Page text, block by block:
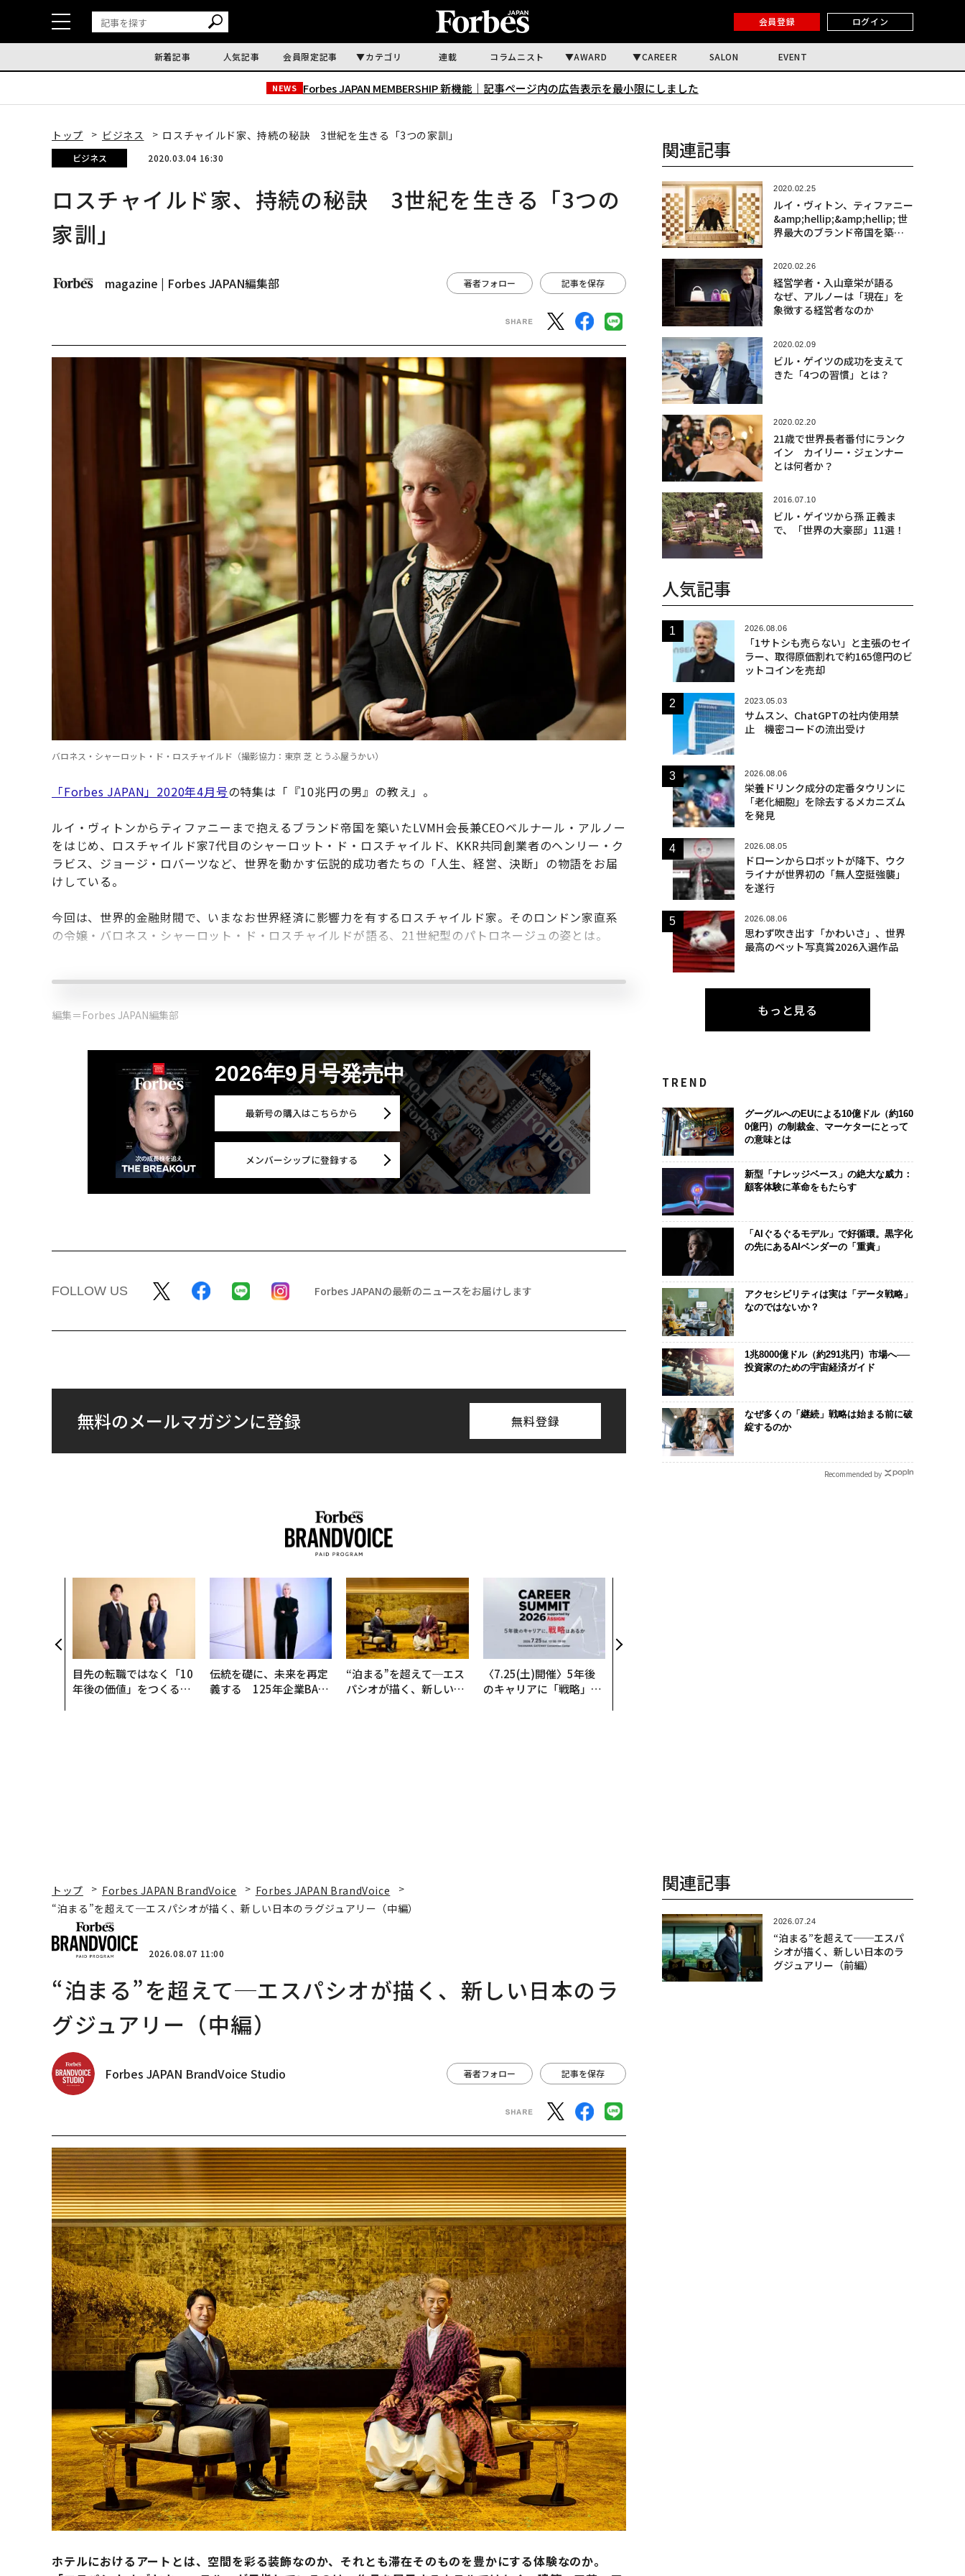
会員登録 ログイン
新着記事 人気記事 会員限定記事 カテゴリ 連載 コラムニスト AWARD CAREER SALON EVENT
NEWS Forbes JAPAN MEMBERSHIP 新機能｜ 記事ページ内の広告表示を最小限にしました
トップ ビジネス ロスチャイルド家、持続の秘訣 3世紀を生きる「3つの家訓」
ビジネス 2020.03.04 16:30
ロスチャイルド家、持続の秘訣 3世紀を生きる「3つの
家訓」
magazine | Forbes JAPAN編集部 著者フォロー 記事を保存
バロネス・シャーロット・ド・ロスチャイルド（撮影協力：東京 芝 とうふ屋うかい）
「Forbes JAPAN」2020年4月号の特集は「『10兆円の男』の教え」。
ルイ・ヴィトンからティファニーまで抱えるブランド帝国を築いたLVMH会長兼CEOベルナール・アルノー
をはじめ、ロスチャイルド家7代目のシャーロット・ド・ロスチャイルド、KKR共同創業者のヘンリー・ク
ラビス、ジョージ・ロバーツなど、世界を動かす伝説的成功者たちの「人生、経営、決断」の物語をお届
けしている。
今回は、世界的金融財閥で、いまなお世界経済に影響力を有するロスチャイルド家。そのロンドン家直系
の令嬢・バロネス・シャーロット・ド・ロスチャイルドが語る、21世紀型のパトロネージュの姿とは。
編集＝Forbes JAPAN編集部
2026年9月号発売中
最新号の購入はこちらから
メンバーシップに登録する
FOLLOW US Forbes JAPANの最新のニュースをお届けします
無料のメールマガジンに登録 無料登録
目先の転職ではなく「10
年後の価値」をつくる─
伝統を礎に、未来を再定
義する 125年企業BAT
“泊まる”を超えて─エス
パシオが描く、新しい日
〈7.25(土)開催〉5年後
のキャリアに「戦略」は
ションの10年
関連記事
2020.02.25
ルイ・ヴィトン、ティファニー
&amp;hellip;&amp;hellip; 世
界最大のブランド帝国を築い
2020.02.26
経営学者・入山章栄が語る
なぜ、アルノーは「現在」を
象徴する経営者なのか
2020.02.09
ビル・ゲイツの成功を支えて
きた「4つの習慣」とは？
2020.02.20
21歳で世界長者番付にランク
イン カイリー・ジェンナー
とは何者か？
2016.07.10
ビル・ゲイツから孫 正義ま
で、「世界の大豪邸」11選！
人気記事
2026.08.06
「1サトシも売らない」と主張のセイ
ラー、取得原価割れで約165億円のビ
ットコインを売却
2023.05.03
サムスン、ChatGPTの社内使用禁
止 機密コードの流出受け
2026.08.06
栄養ドリンク成分の定番タウリンに
「老化細胞」を除去するメカニズム
を発見
2026.08.05
ドローンからロボットが降下、ウク
ライナが世界初の「無人空挺強襲」
を遂行
2026.08.06
思わず吹き出す「かわいさ」、世界
最高のペット写真賞2026入選作品
もっと見る
TREND
グーグルへのEUによる10億ドル（約160
0億円）の制裁金、マーケターにとって
の意味とは
新型「ナレッジベース」の絶大な威力：
顧客体験に革命をもたらす
「AIぐるぐるモデル」で好循環。黒字化
の先にあるAIベンダーの「重責」
アクセシビリティは実は「データ戦略」
なのではないか？
1兆8000億ドル（約291兆円）市場へ──
投資家のための宇宙経済ガイド
なぜ多くの「継続」戦略は始まる前に破
綻するのか
Recommended by
トップ Forbes JAPAN BrandVoice
Forbes JAPAN BrandVoice
“泊まる”を超えて─エスパシオが描く、新しい日本のラグジュアリー（中編）
2026.08.07 11:00
“泊まる”を超えて─エスパシオが描く、新しい日本のラ
グジュアリー（中編）
Forbes JAPAN BrandVoice Studio 著者フォロー 記事を保存
ホテルにおけるアートとは、空間を彩る装飾なのか、それとも滞在そのものを豊かにする体験なのか。
関連記事
2026.07.24
“泊まる”を超えて──エスパ
シオが描く、新しい日本のラ
グジュアリー（前編）